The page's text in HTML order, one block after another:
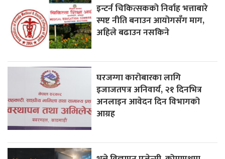
इन्टर्न चिकित्सकको निर्वाह भत्ताबारे
स्पष्ट नीति बनाउन आयोगसँग माग,
अहिले बढाउन नसकिने
घरजग्गा कारोबारका लागि
इजाजतपत्र अनिवार्य, २१ दिनभित्र
अनलाइन आवेदन दिन विभागको
आग्रह